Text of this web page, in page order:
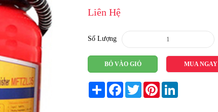
Liên Hệ
Số Lượng
BỎ VÀO GIỎ MUA NGAY
Share FacebookTwitterPinterest